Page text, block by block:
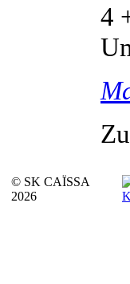
4
© SK CAÏSSA
2026